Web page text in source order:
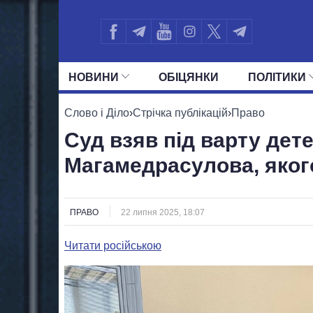
НОВИНИ ОБIЦЯНКИ ПОЛIТИКИ
УСІ ПОЛІТИКИ ПРЕЗИДЕНТ І ОФІС
Слово і Діло›Стрічка публікацій›Право
Суд взяв під варту
Магамедрасулова,
ПРАВО 22 липня 2025, 18:07
Читати російською